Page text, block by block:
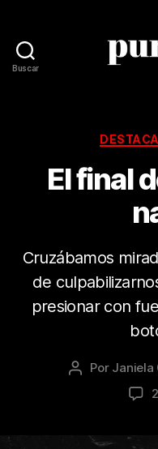
Buscar
El final
Cruzábamos
de
presionar con
Autor
Por Janiela